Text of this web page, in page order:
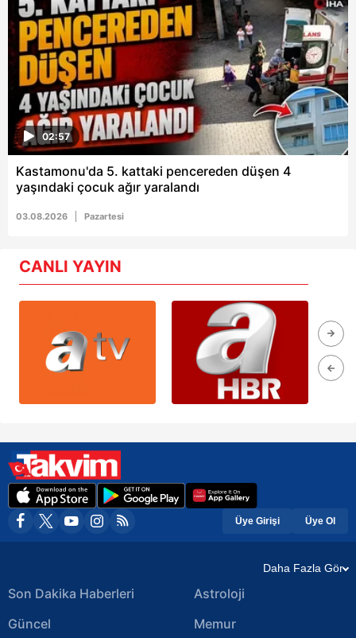
02:57
Kastamonu'da 5. kattaki pencereden düşen 4
yaşındaki çocuk ağır yaralandı
03.08.2026 Pazartesi
CANLI YAYIN
Üye Girişi Üye Ol
Daha Fazla Gör
Son Dakika Haberleri
Güncel
Astroloji
Memur